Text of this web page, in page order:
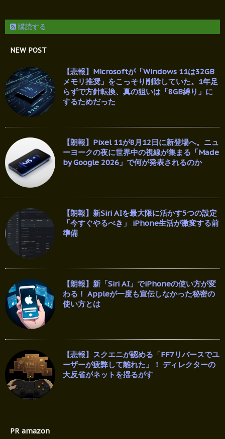
購読する
NEW POST
【悲報】Microsoftが「Windows 11は32GB
メモリ推奨」をこっそり削除していた。1年足
らずで方針転換、真の狙いは「8GB縛り」に
するためだった
【朗報】Pixel 11が8月12日に新登場へ。ニュ
ーヨークの夜に世界中の視線が集まる「Made
by Google 2026」で何が発表されるのか
【朗報】新Siri AIを最大限に活かす5つの設定
「今すぐやるべき」 iPhone生活が激変する前
準備
【朗報】新「Siri AI」でiPhoneの使い方が変
わる！ Appleが一度も宣伝しなかった秘密の
使い方とは
【悲報】スクエニが認める「FF7リバースでユ
ーザーが疲弊して離れた」！ ディレクターの
大反省がネットを揺るがす
PR amazon